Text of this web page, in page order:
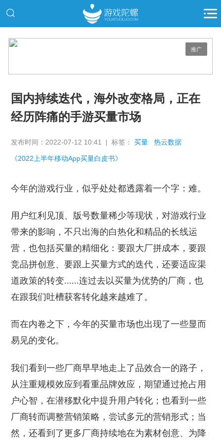
推广
国内持续迭代，海外改变格局，正在
经历阵痛的手游买量市场
发布时间：2022-07-12 10:41 | 标签：买量 热云数据
《2022上半年移动App买量白皮书》
今年的游戏行业，似乎处处都透露着一个字：难。
用户红利见顶、版号数量稀少等现状，对游戏行业
带来的影响，不只出海的白热化和精品的长线运
营，也包括买量的精细化：要跟大厂拼成本，要跟
竞品拼创意、要跟上买量方式的迭代，还要适应渠
道政策的转变......连过去以买量为优势的厂商，也
在跟我们吐槽获客转化越来越难了。
而在内卷之下，今年的买量市场也出现了一些显而
易见的变化。
我们看到一些厂商早早地走上了品效合一的路子，
从注重规模效应到看重品牌效应，期望通过抢占用
户心智，在潜移默化中提升用户转化；也看到一些
厂商转而调整营销策略，尝试多元的营销形式；当
然，还看到了更多厂商持续地在为素材创意、为降